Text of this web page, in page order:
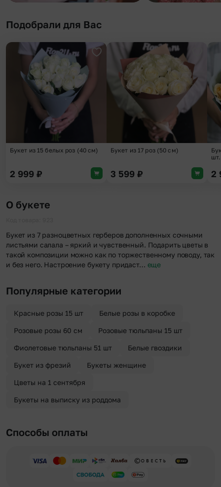
Подобрали для Вас
Добавить в избранное
Букет из 15 белых роз (40 см)
2 999 ₽
Букет из 17 роз (50 см)
3 599 ₽ 2
О букете
Букет из 7 разноцветных герберов дополненных сочными
листьями салала – яркий и чувственный. Подарить цветы в
такой композиции можно как по торжественному поводу, так
и без него. Настроение букету придаст… еще
Популярные категории
Красные розы 15 шт Белые розы в коробке
Розовые розы 60 см Розовые тюльпаны 15 шт
Фиолетовые тюльпаны 51 шт Белые гвоздики
Букет из фрезий Букеты женщине
Цветы на 1 сентября
Букеты на выписку из роддома
Способы оплаты